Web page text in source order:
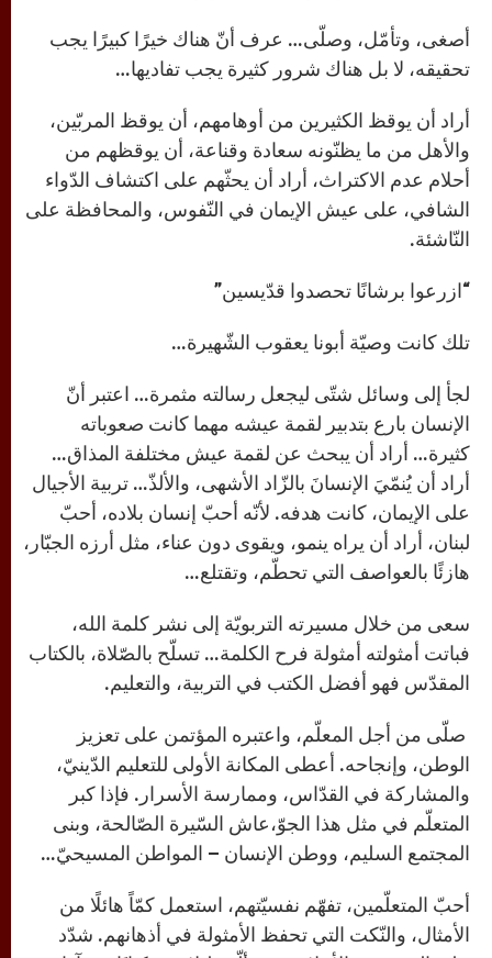
أصغى، وتأمّل، وصلّى… عرف أنّ هناك خيرًا كبيرًا يجب
تحقيقه، لا بل هناك شرور كثيرة يجب تفاديها…
أراد أن يوقظ الكثيرين من أوهامهم، أن يوقظ المربّين،
والأهل من ما يظنّونه سعادة وقناعة، أن يوقظهم من
أحلام عدم الاكتراث، أراد أن يحثّهم على اكتشاف الدّواء
الشافي، على عيش الإيمان في النّفوس، والمحافظة على
النّاشئة.
“ازرعوا برشانًا تحصدوا قدّيسين”
تلك كانت وصيّة أبونا يعقوب الشّهيرة…
لجأ إلى وسائل شتّى ليجعل رسالته مثمرة… اعتبر أنّ
الإنسان بارع بتدبير لقمة عيشه مهما كانت صعوباته
كثيرة… أراد أن يبحث عن لقمة عيش مختلفة المذاق…
أراد أن يُنمّيَ الإنسانَ بالزّاد الأشهى، والألذّ… تربية الأجيال
على الإيمان، كانت هدفه. لأنّه أحبّ إنسان بلاده، أحبّ
لبنان، أراد أن يراه ينمو، ويقوى دون عناء، مثل أرزه الجبّار،
هازئًا بالعواصف التي تحطّم، وتقتلع…
سعى من خلال مسيرته التربويّة إلى نشر كلمة الله،
فباتت أمثولته أمثولة فرح الكلمة… تسلّح بالصّلاة، بالكتاب
المقدّس فهو أفضل الكتب في التربية، والتعليم.
صلّى من أجل المعلّم، واعتبره المؤتمن على تعزيز
الوطن، وإنجاحه. أعطى المكانة الأولى للتعليم الدّينيّ،
والمشاركة في القدّاس، وممارسة الأسرار. فإذا كبر
المتعلّم في مثل هذا الجوّ،عاش السّيرة الصّالحة، وبنى
المجتمع السليم، ووطن الإنسان – المواطن المسيحيّ…
أحبّ المتعلّمين، تفهّم نفسيّتهم، استعمل كمّاً هائلًا من
الأمثال، والنّكت التي تحفظ الأمثولة في أذهانهم. شدّد